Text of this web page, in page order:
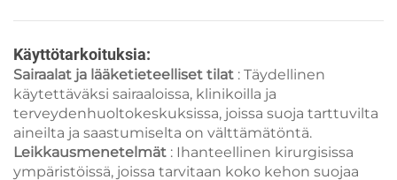
Käyttötarkoituksia:
Sairaalat ja lääketieteelliset tilat : Täydellinen
käytettäväksi sairaaloissa, klinikoilla ja
terveydenhuoltokeskuksissa, joissa suoja tarttuvilta
aineilta ja saastumiselta on välttämätöntä.
Leikkausmenetelmät : Ihanteellinen kirurgisissa
ympäristöissä, joissa tarvitaan koko kehon suojaa